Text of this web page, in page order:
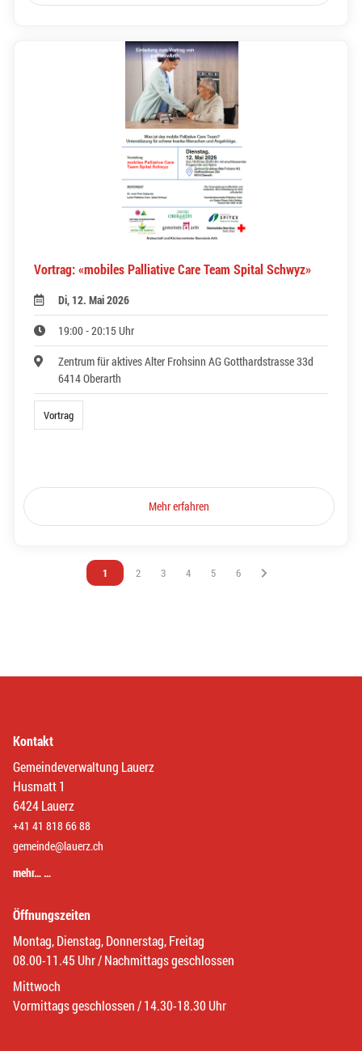
Vortrag: «mobiles Palliative Care Team Spital Schwyz»
Di, 12. Mai 2026
19:00 - 20:15 Uhr
Zentrum für aktives Alter Frohsinn AG Gotthardstrasse 33d
6414 Oberarth
Vortrag
Mehr erfahren
Vous êtes sur la page
1 Vous êtes sur la page
2 Vous êtes sur la page
3 Vous êtes sur la page
4 Vous êtes sur la page
5 Vous êtes sur la page
6
Kontakt
Gemeindeverwaltung Lauerz
Husmatt 1
6424 Lauerz
+41 41 818 66 88
gemeinde@lauerz.ch
mehr… …
Öffnungszeiten
Montag, Dienstag, Donnerstag, Freitag
08.00-11.45 Uhr / Nachmittags geschlossen
Mittwoch
Vormittags geschlossen / 14.30-18.30 Uhr